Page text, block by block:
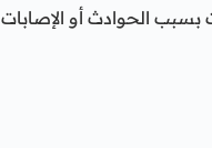
بسبب الحوادث أو الإصابات